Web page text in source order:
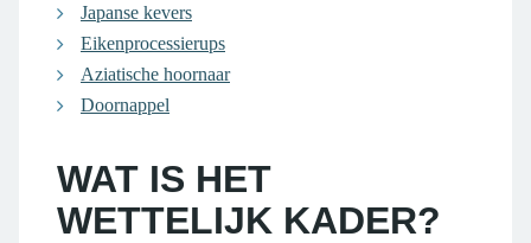
Japanse kevers
Eikenprocessierups
Aziatische hoornaar
Doornappel
WAT IS HET
WETTELIJK KADER?